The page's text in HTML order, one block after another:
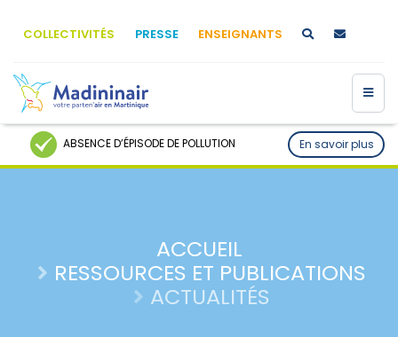
COLLECTIVITÉS PRESSE ENSEIGNANTS
ABSENCE D’ÉPISODE DE POLLUTION En savoir plus
ACCUEIL
RESSOURCES ET PUBLICATIONS
ACTUALITÉS